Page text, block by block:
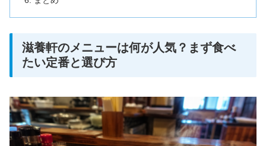
滋養軒のメニューは何が人気？まず食べ
たい定番と選び方